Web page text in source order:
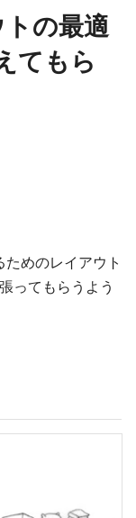
の最適
てもら
めのレイアウト
ってもらうよう